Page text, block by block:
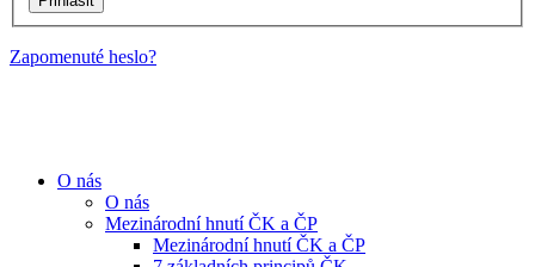
Zapomenuté heslo?
O nás
O nás
Mezinárodní hnutí ČK a ČP
Mezinárodní hnutí ČK a ČP